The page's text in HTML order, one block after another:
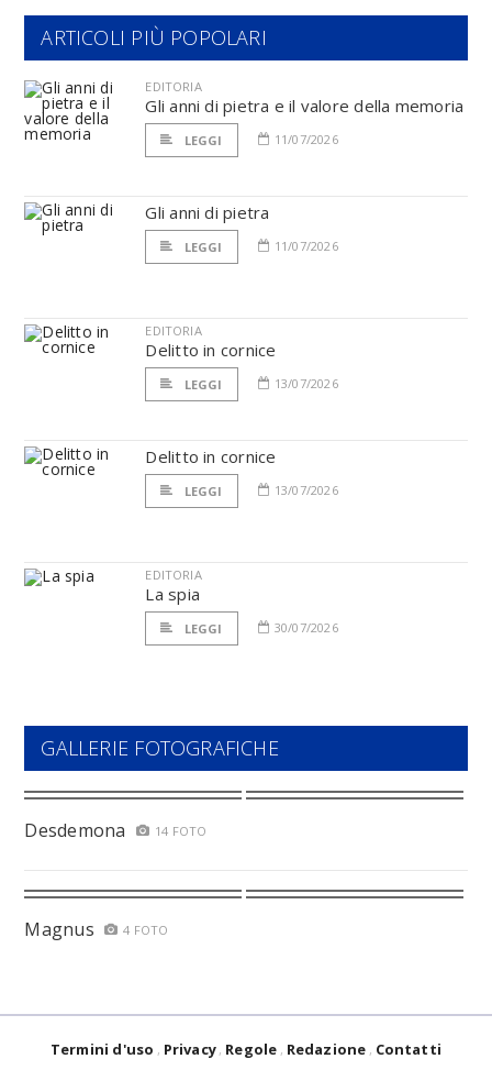
ARTICOLI PIÙ POPOLARI
EDITORIA
Gli anni di pietra e il valore della memoria
LEGGI 11/07/2026
Gli anni di pietra
LEGGI 11/07/2026
EDITORIA
Delitto in cornice
LEGGI 13/07/2026
Delitto in cornice
LEGGI 13/07/2026
EDITORIA
La spia
LEGGI 30/07/2026
GALLERIE FOTOGRAFICHE
Desdemona 14 FOTO
Magnus 4 FOTO
Termini d'uso Privacy Regole Redazione Contatti